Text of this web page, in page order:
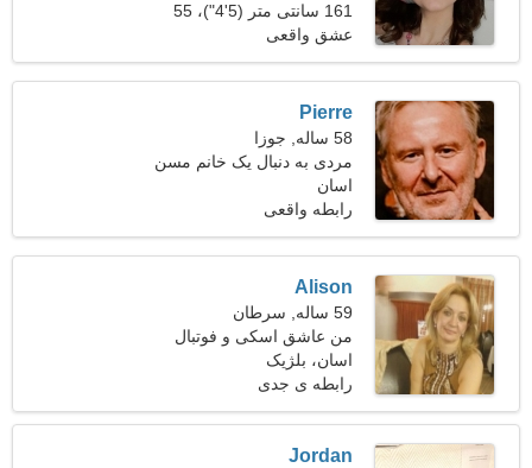
161 سانتی متر (5'4")، 55
کیلوگرم (121 پوند)
عشق واقعی
Pierre
58 ساله, جوزا
مردی به دنبال یک خانم مسن
51-53
اسان
رابطه واقعی
Alison
59 ساله, سرطان
من عاشق اسکی و فوتبال
هستم
اسان، بلژیک
رابطه ی جدی
Jordan